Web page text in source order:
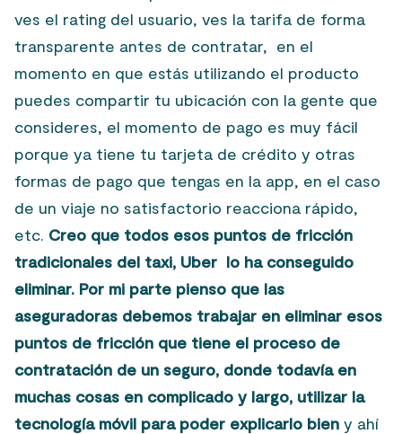
ves el rating del usuario, ves la tarifa de forma
transparente antes de contratar, en el
momento en que estás utilizando el producto
puedes compartir tu ubicación con la gente que
consideres, el momento de pago es muy fácil
porque ya tiene tu tarjeta de crédito y otras
formas de pago que tengas en la app, en el caso
de un viaje no satisfactorio reacciona rápido,
etc. Creo que todos esos puntos de fricción
tradicionales del taxi, Uber lo ha conseguido
eliminar. Por mi parte pienso que las
aseguradoras debemos trabajar en eliminar esos
puntos de fricción que tiene el proceso de
contratación de un seguro, donde todavía en
muchas cosas en complicado y largo, utilizar la
tecnología móvil para poder explicarlo bien y ahí